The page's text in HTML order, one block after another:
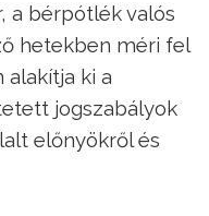
a bérpótlék valós
hetekben méri fel
ki a
jogszabályok
előnyökről és